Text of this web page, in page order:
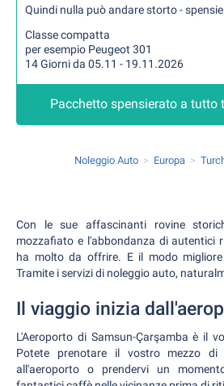
Quindi nulla può andare storto -
Classe compatta
per esempio Peugeot 301
14 Giorni da 05.11 - 19.11.2026
Pacchetto spensierato a tutto
Noleggio Auto Europa
Con le sue affascinanti rovine
mozzafiato e l'abbondanza di autentici
ha molto da offrire. E il modo
Tramite i servizi di noleggio auto,
Il viaggio inizia
L'Aeroporto di Samsun-Çarşamba è il
Potete prenotare il vostro mezzo di
all'aeroporto o prendervi un